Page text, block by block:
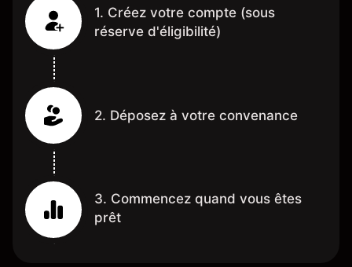
1. Créez votre compte (sous
réserve d'éligibilité)
2. Déposez à votre convenance
3. Commencez quand vous êtes
prêt